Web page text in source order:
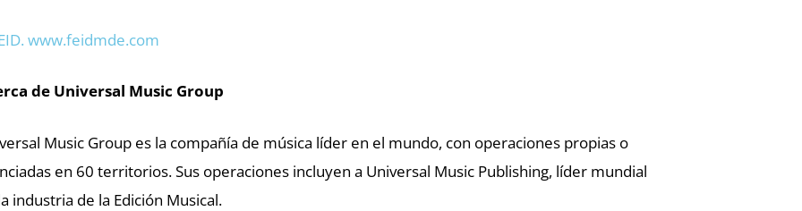
www.feidmde.com
de Universal Music Group
Music Group es la compañía de música líder en el mundo, con operaciones propias o
en 60 territorios. Sus operaciones incluyen a Universal Music Publishing, líder mundial
industria de la Edición Musical.